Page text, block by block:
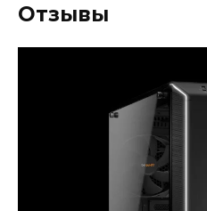
Отзывы